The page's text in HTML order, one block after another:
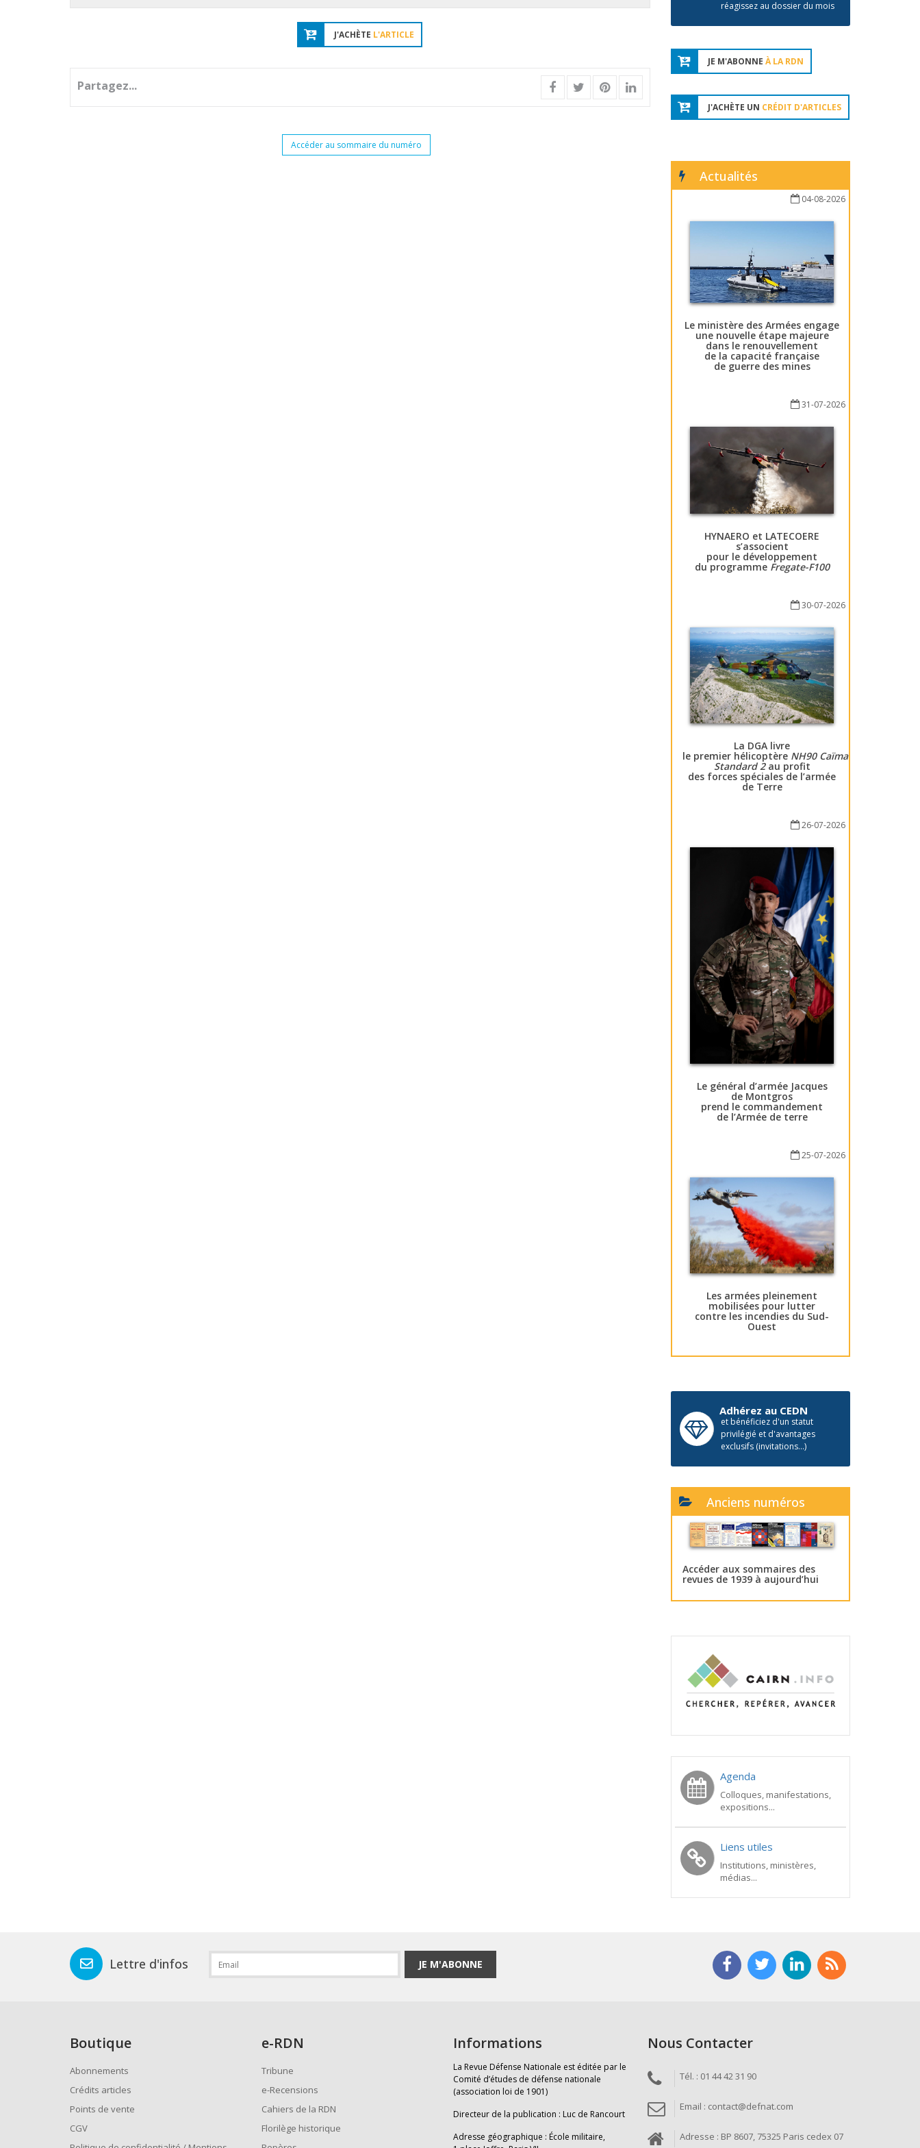
J'ACHÈTE L'ARTICLE
Partagez...
Accéder au sommaire du numéro
réagissez au dossier du mois
JE M'ABONNE À LA RDN
J'ACHÈTE UN CRÉDIT D'ARTICLES
Actualités
04-08-2026
Le ministère des Armées engage
une nouvelle étape majeure
dans le renouvellement
de la capacité française
de guerre des mines
31-07-2026
HYNAERO et LATECOERE
s’associent
pour le développement
du programme Fregate-F100
30-07-2026
La DGA livre
le premier hélicoptère NH90 Caïman
Standard 2au profit
des forces spéciales de l’armée
de Terre
26-07-2026
Le général d’armée Jacques
de Montgros
prend le commandement
de l’Armée de terre
25-07-2026
Les armées pleinement
mobilisées pour lutter
contre les incendies du Sud-
Ouest
Adhérez au CEDN
et bénéficiez d'un statut
privilégié et d'avantages
exclusifs (invitations...)
Anciens numéros
Accéder aux sommaires des
revues de 1939 à aujourd’hui
Agenda
Colloques, manifestations,
expositions...
Liens utiles
Institutions, ministères,
médias...
Lettre d'infos JE M'ABONNE
Boutique
Abonnements
Crédits articles
Points de vente
CGV
e-RDN
Tribune
e-Recensions
Cahiers de la RDN
Florilège historique
Informations
La Revue Défense Nationale est éditée par le
Comité d’études de défense nationale
(association loi de 1901)
Directeur de la publication : Luc de Rancourt
Adresse géographique : École militaire,
Nous Contacter
Tél. : 01 44 42 31 90
Email : contact@defnat.com
Adresse : BP 8607, 75325 Paris cedex 07